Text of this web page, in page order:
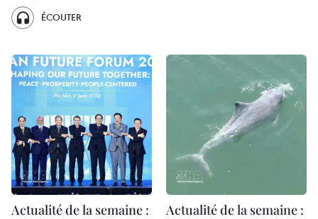
ÉCOUTER
Actualité de la semaine :
Actualité de la semaine :